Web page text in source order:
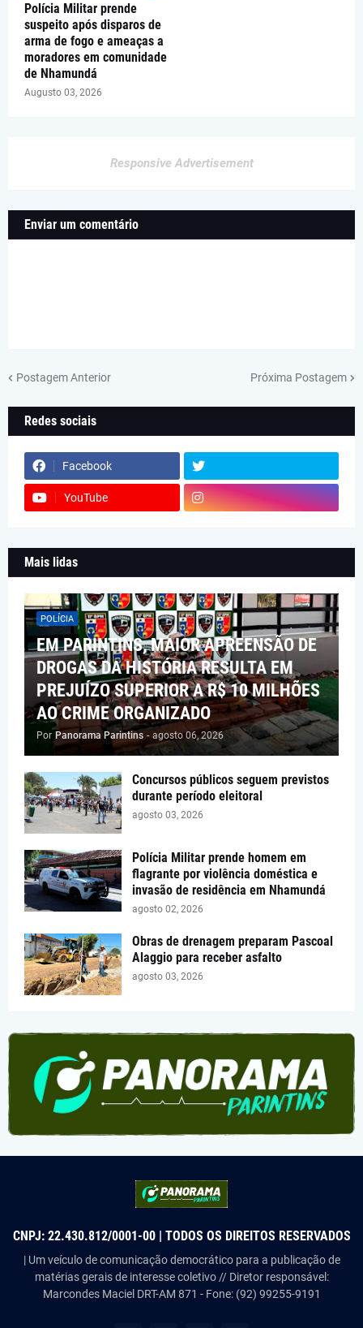
Polícia Militar prende
suspeito após disparos de
arma de fogo e ameaças a
moradores em comunidade
de Nhamundá
Augusto 03, 2026
Responsive Advertisement
Enviar um comentário
Postagem Anterior Próxima Postagem
Redes sociais
Facebook
YouTube
Mais lidas
POLÍCIA
EM PARINTINS, MAIOR APREENSÃO DE
DROGAS DA HISTÓRIA RESULTA EM
PREJUÍZO SUPERIOR A R$ 10 MILHÕES
AO CRIME ORGANIZADO
Por Panorama Parintins - agosto 06, 2026
Concursos públicos seguem previstos
durante período eleitoral
agosto 03, 2026
Polícia Militar prende homem em
flagrante por violência doméstica e
invasão de residência em Nhamundá
agosto 02, 2026
Obras de drenagem preparam Pascoal
Alaggio para receber asfalto
agosto 03, 2026
CNPJ: 22.430.812/0001-00 | TODOS OS DIREITOS RESERVADOS
| Um veículo de comunicação democrático para a publicação de
matérias gerais de interesse coletivo // Diretor responsável:
Marcondes Maciel DRT-AM 871 - Fone: (92) 99255-9191